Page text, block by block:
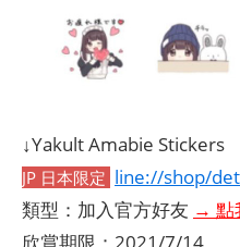
↓Yakult Amabie Stickers
JP 日本限定 line://shop/
類型：加入官方好友 → 點